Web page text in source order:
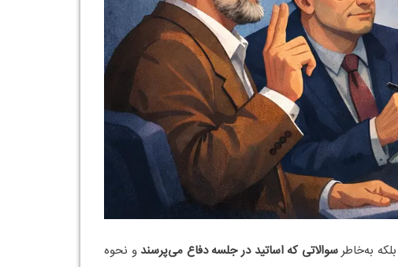
به‌خاطرسوالاتی که اساتید در جلسه دفاع می‌پرسند و نحوه